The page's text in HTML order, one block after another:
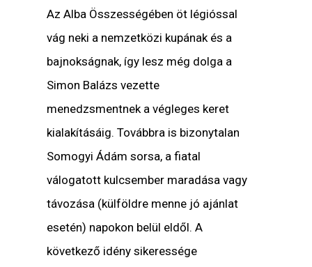
Az Alba Összességében öt légióssal
vág neki a nemzetközi kupának és a
bajnokságnak, így lesz még dolga a
Simon Balázs vezette
menedzsmentnek a végleges keret
kialakításáig. Továbbra is bizonytalan
Somogyi Ádám sorsa, a fiatal
válogatott kulcsember maradása vagy
távozása (külföldre menne jó ajánlat
esetén) napokon belül eldől. A
következő idény sikeressége